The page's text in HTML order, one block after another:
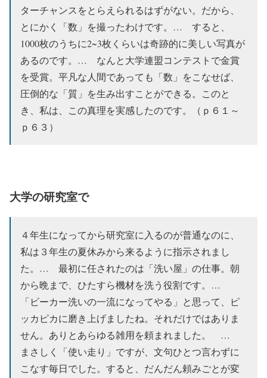
ターチャンスをとらえられるはずがない。だから、
とにかく「数」を撮ったわけです。… すると、
1000枚のうちに2~3枚くらいは奇跡的に美しい写真が
あるのです。… なんと大学連盟コンテストで金賞
を受賞。平凡な人間であっても「数」をこなせば、
圧倒的な「質」を生み出すことができる。このと
き、私は、この真理を実感したのです。（ｐ６１～
ｐ６３）
大学の研究室で
４年生になってから研究室に入るのが普通なのに、
私は３年生の夏休みから来るように指示されまし
た。… 最初に任されたのは「洗い屋」の仕事。朝
から晩まで、ひたすら機材を洗う役割です。…
「ビーカー洗いの一流になってやる」と思って、ピ
ッカピカに磨き上げましたね。それだけではありま
せん。ありとあらゆる雑用を頼まれました。 …
まさしく「使い走り」ですが、文句ひとつ言わずに
こなす毎日でした。すると、だんだん頼みごとが変